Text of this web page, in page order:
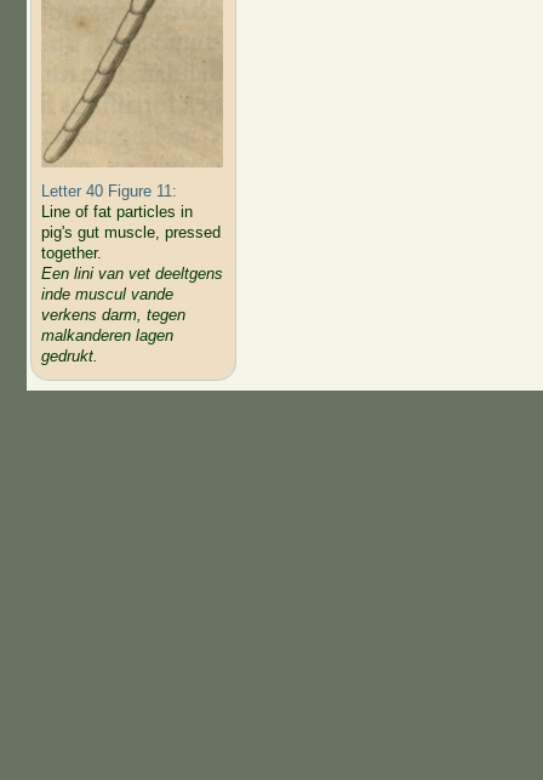
Letter 40 Figure 11:
Line of fat particles in
pig's gut muscle, pressed
together.
Een lini van vet deeltgens
inde muscul vande
verkens darm, tegen
malkanderen lagen
gedrukt.